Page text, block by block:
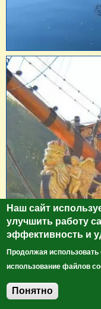
Наш сайт
улучшить работу
эффективность и
Продолжая
использование файлов
Понятно